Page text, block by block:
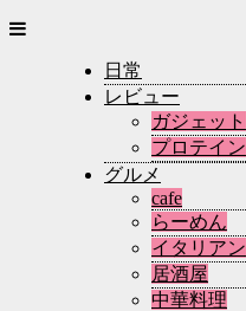
日常
レビュー
ガジェット
プロテイン
グルメ
cafe
らーめん
イタリアン
居酒屋
中華料理